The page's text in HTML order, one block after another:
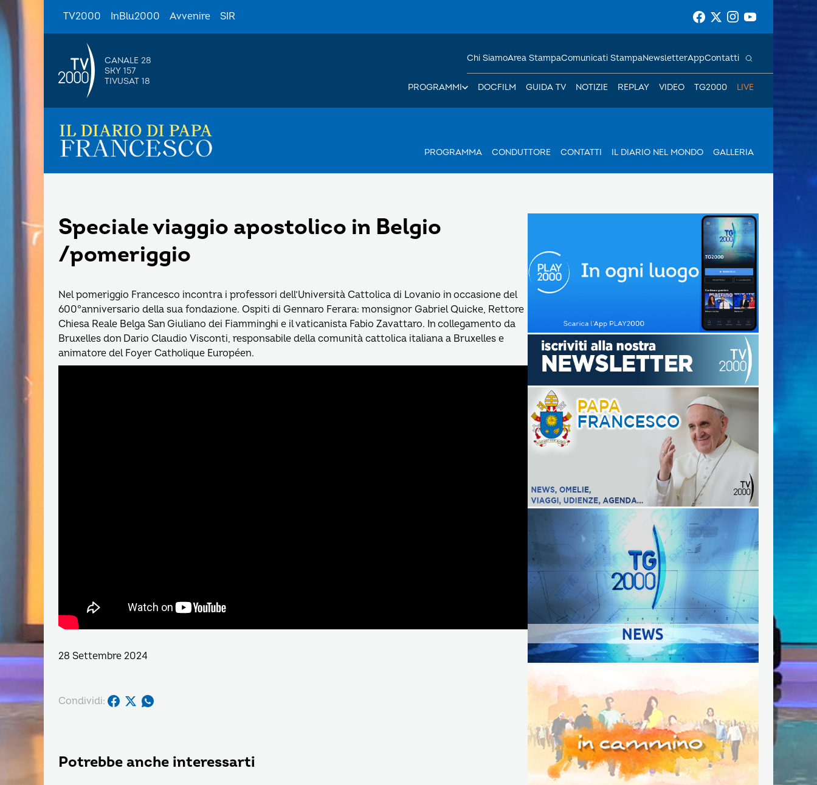
TV2000 InBlu2000 Avvenire SIR
CANALE 28
SKY 157
TIVUSAT 18
PROGRAMMI DOCFILM GUIDA TV NOTIZIE REPLAY VIDEO TG2000 LIVE
Chi SiamoArea StampaComunicati StampaNewsletterAppContatti
PROGRAMMA CONDUTTORE CONTATTI IL DIARIO NEL MONDO GALLERIA
Speciale viaggio apostolico in Belgio
/pomeriggio
Nel pomeriggio Francesco incontra i professori dell’Università Cattolica di Lovanio in occasione del
600°anniversario della sua fondazione. Ospiti di Gennaro Ferara: monsignor Gabriel Quicke, Rettore
Chiesa Reale Belga San Giuliano dei Fiamminghi e il vaticanista Fabio Zavattaro. In collegamento da
Bruxelles don Dario Claudio Visconti, responsabile della comunità cattolica italiana a Bruxelles e
animatore del Foyer Catholique Européen.
28 Settembre 2024
Condividi:
Potrebbe anche interessarti